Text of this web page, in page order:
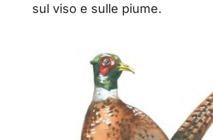
sul viso e sulle piume.